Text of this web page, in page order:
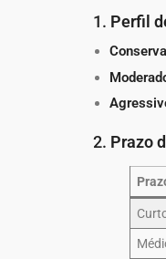
1. Perfil
2. Prazo